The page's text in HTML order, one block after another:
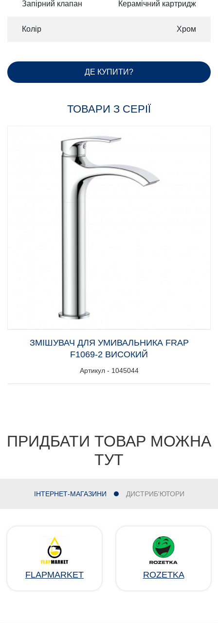
Запірний клапан Керамічний картридж
Колір Хром
ДЕ КУПИТИ?
ТОВАРИ З СЕРІЇ
ЗМІШУВАЧ ДЛЯ УМИВАЛЬНИКА FRAP
F1069-2 ВИСОКИЙ
Артикул - 1045044
ПРИДБАТИ ТОВАР МОЖНА
ТУТ
ІНТЕРНЕТ-МАГАЗИНИ ДИСТРИБ'ЮТОРИ
FLAPMARKET ROZETKA